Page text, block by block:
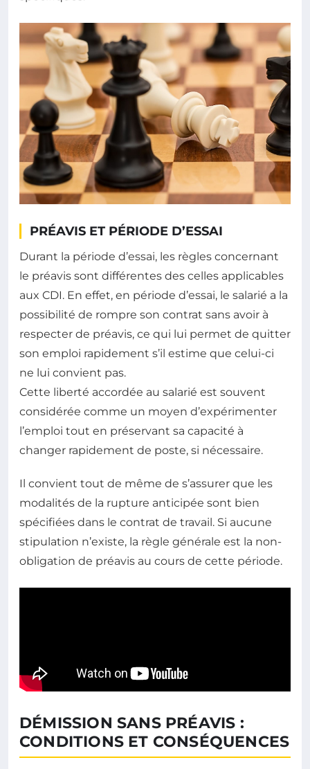
PRÉAVIS ET PÉRIODE D’ESSAI
Durant la période d’essai, les règles concernant
le préavis sont différentes des celles applicables
aux CDI. En effet, en période d’essai, le salarié a la
possibilité de rompre son contrat sans avoir à
respecter de préavis, ce qui lui permet de quitter
son emploi rapidement s’il estime que celui-ci
ne lui convient pas.
Cette liberté accordée au salarié est souvent
considérée comme un moyen d’expérimenter
l’emploi tout en préservant sa capacité à
changer rapidement de poste, si nécessaire.
Il convient tout de même de s’assurer que les
modalités de la rupture anticipée sont bien
spécifiées dans le contrat de travail. Si aucune
stipulation n’existe, la règle générale est la non-
obligation de préavis au cours de cette période.
DÉMISSION SANS PRÉAVIS :
CONDITIONS ET CONSÉQUENCES